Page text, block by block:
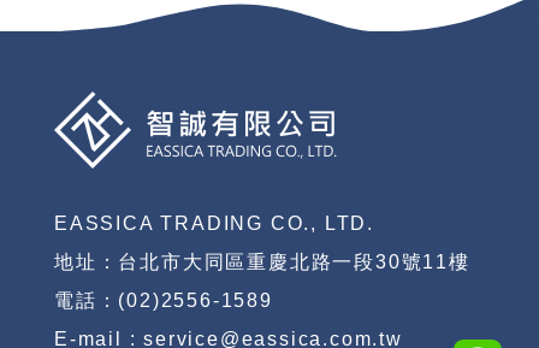
EASSICA TRADING CO., LTD.
地址：台北市大同區重慶北路一段30號11樓
電話：(02)2556-1589
E-mail : service@eassica.com.tw